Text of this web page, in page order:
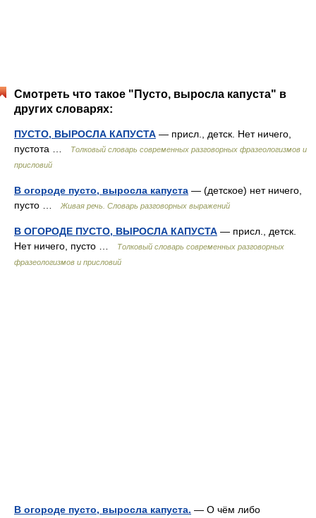
Смотреть что такое "Пусто, выросла капуста" в
других словарях:
ПУСТО, ВЫРОСЛА КАПУСТА — присл., детск. Нет ничего,
пустота …
Толковый словарь современных разговорных фразеологизмов и
присловий
В огороде пусто, выросла капуста — (детское) нет ничего,
пусто …
Живая речь. Словарь разговорных выражений
В ОГОРОДЕ ПУСТО, ВЫРОСЛА КАПУСТА — присл., детск.
Нет ничего, пусто …
Толковый словарь современных разговорных
фразеологизмов и присловий
В огороде пусто, выросла капуста. — О чём либо